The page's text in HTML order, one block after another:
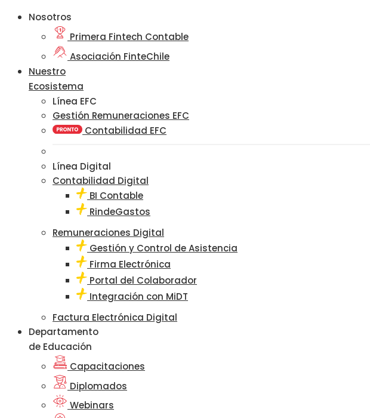
Nosotros
Primera Fintech Contable
Asociación FinteChile
Nuestro
Ecosistema
Línea EFC
Gestión Remuneraciones EFC
Contabilidad EFC
Línea Digital
Contabilidad Digital
BI Contable
RindeGastos
Remuneraciones Digital
Gestión y Control de Asistencia
Firma Electrónica
Portal del Colaborador
Integración con MiDT
Factura Electrónica Digital
Departamento
de Educación
Capacitaciones
Diplomados
Webinars